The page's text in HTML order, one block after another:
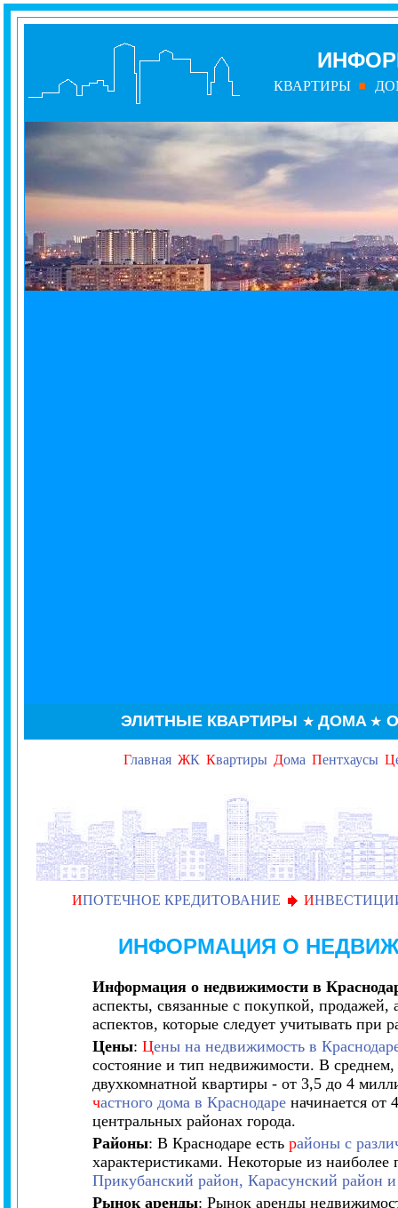
КВАРТИРЫ
ЭЛИТНЫЕ КВАРТИРЫ ★ДОМА ★
Главная ЖК Квартиры Дома Пентхаусы Ц
ИПОТЕЧНОЕ КРЕДИТОВАНИЕ И
ИНФОРМАЦИЯ О
Информация о недвижимости в
аспекты, связанные с покупкой,
аспектов, которые следует учитывать при
Цены:Цены на недвижимость в
состояние и тип недвижимости. В
двухкомнатной квартиры - от 3,5 до 4
частного дома в Краснодаре начинается от
центральных районах города.
Районы: В Краснодаре естьрайоны с
характеристиками. Некоторые из
Прикубанский район, Карасунский район
Рынок аренды:Рынок аренды